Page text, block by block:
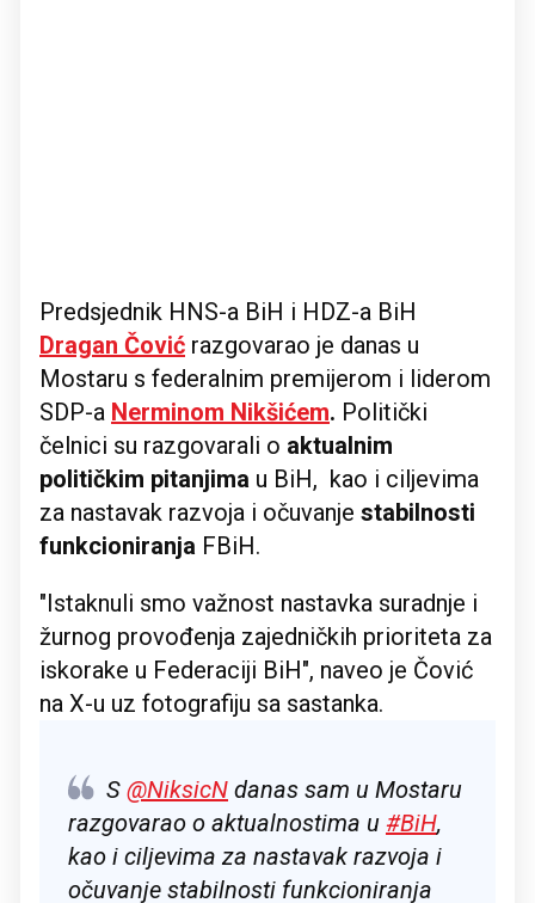
Predsjednik HNS-a BiH i HDZ-a BiH
Dragan Čović razgovarao je danas u
Mostaru s federalnim premijerom i liderom
SDP-a Nerminom Nikšićem. Politički
čelnici su razgovarali o aktualnim
političkim pitanjima u BiH, kao i ciljevima
za nastavak razvoja i očuvanje stabilnosti
funkcioniranja FBiH.
"Istaknuli smo važnost nastavka suradnje i
žurnog provođenja zajedničkih prioriteta za
iskorake u Federaciji BiH", naveo je Čović
na X-u uz fotografiju sa sastanka.
S @NiksicN danas sam u Mostaru
razgovarao o aktualnostima u #BiH,
kao i ciljevima za nastavak razvoja i
očuvanje stabilnosti funkcioniranja